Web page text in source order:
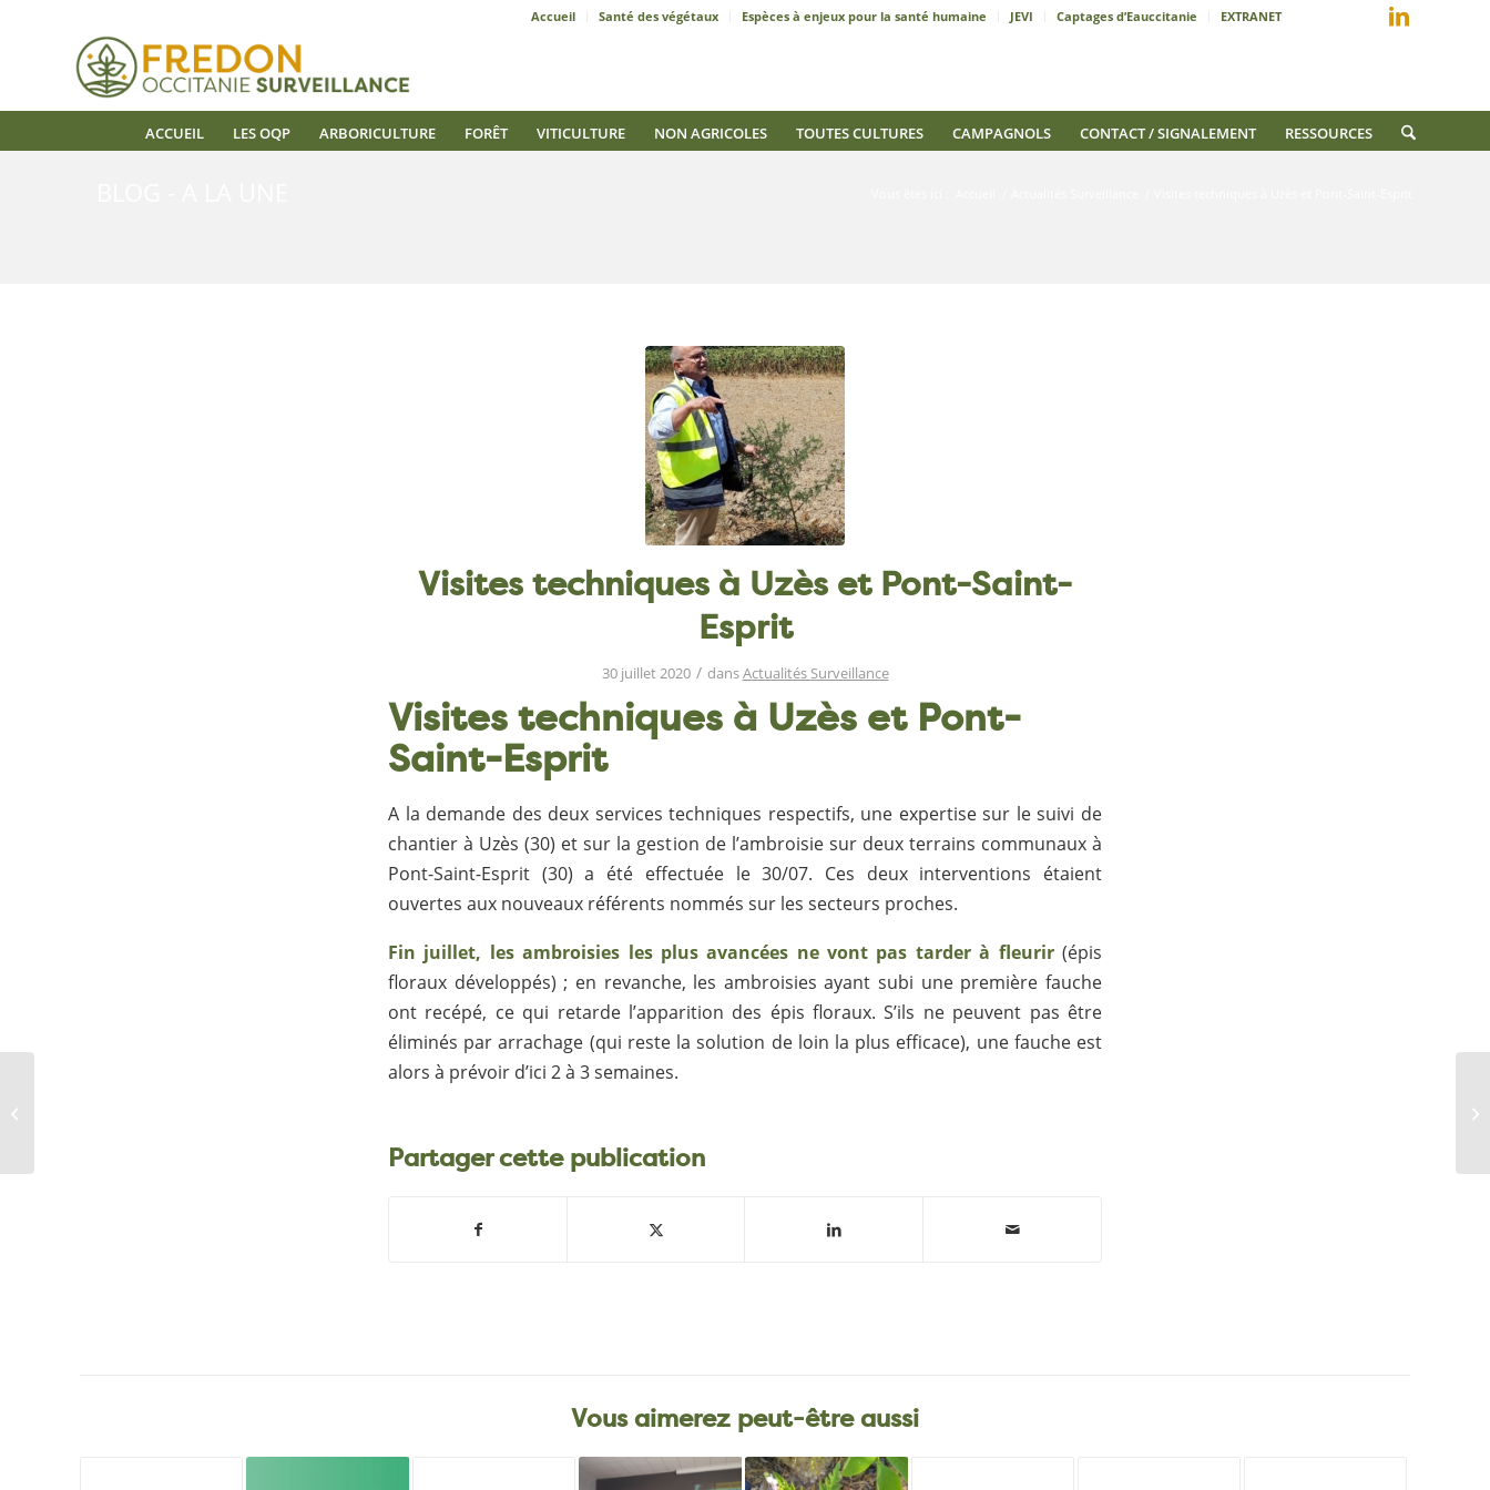
Accueil Santé des végétaux Espèces à enjeux pour la santé humaine JEVI Captages d’Eauccitanie EXTRANET
ACCUEIL LES OQP ARBORICULTURE FORÊT VITICULTURE NON AGRICOLES TOUTES CULTURES CAMPAGNOLS CONTACT / SIGNALEMENT RESSOURCES
Visites techniques à Uzès et Pont-Saint-
Esprit
30 juillet 2020 / dansActualités Surveillance
Visites techniques à Uzès et Pont-
Saint-Esprit
A la demande des deux services techniques respectifs, une expertise sur le suivi de
chantier à Uzès (30) et sur la gestion de l’ambroisie sur deux terrains communaux à
Pont-Saint-Esprit (30) a été effectuée le 30/07. Ces deux interventions étaient
ouvertes aux nouveaux référents nommés sur les secteurs proches.
Fin juillet, les ambroisies les plus avancées ne vont pas tarder à fleurir(épis
floraux développés) ; en revanche, les ambroisies ayant subi une première fauche
ont recépé, ce qui retarde l’apparition des épis floraux. S’ils ne peuvent pas être
éliminés par arrachage (qui reste la solution de loin la plus efficace), une fauche est
alors à prévoir d’ici 2 à 3 semaines.
Partager cette publication
Vous aimerez peut-être aussi